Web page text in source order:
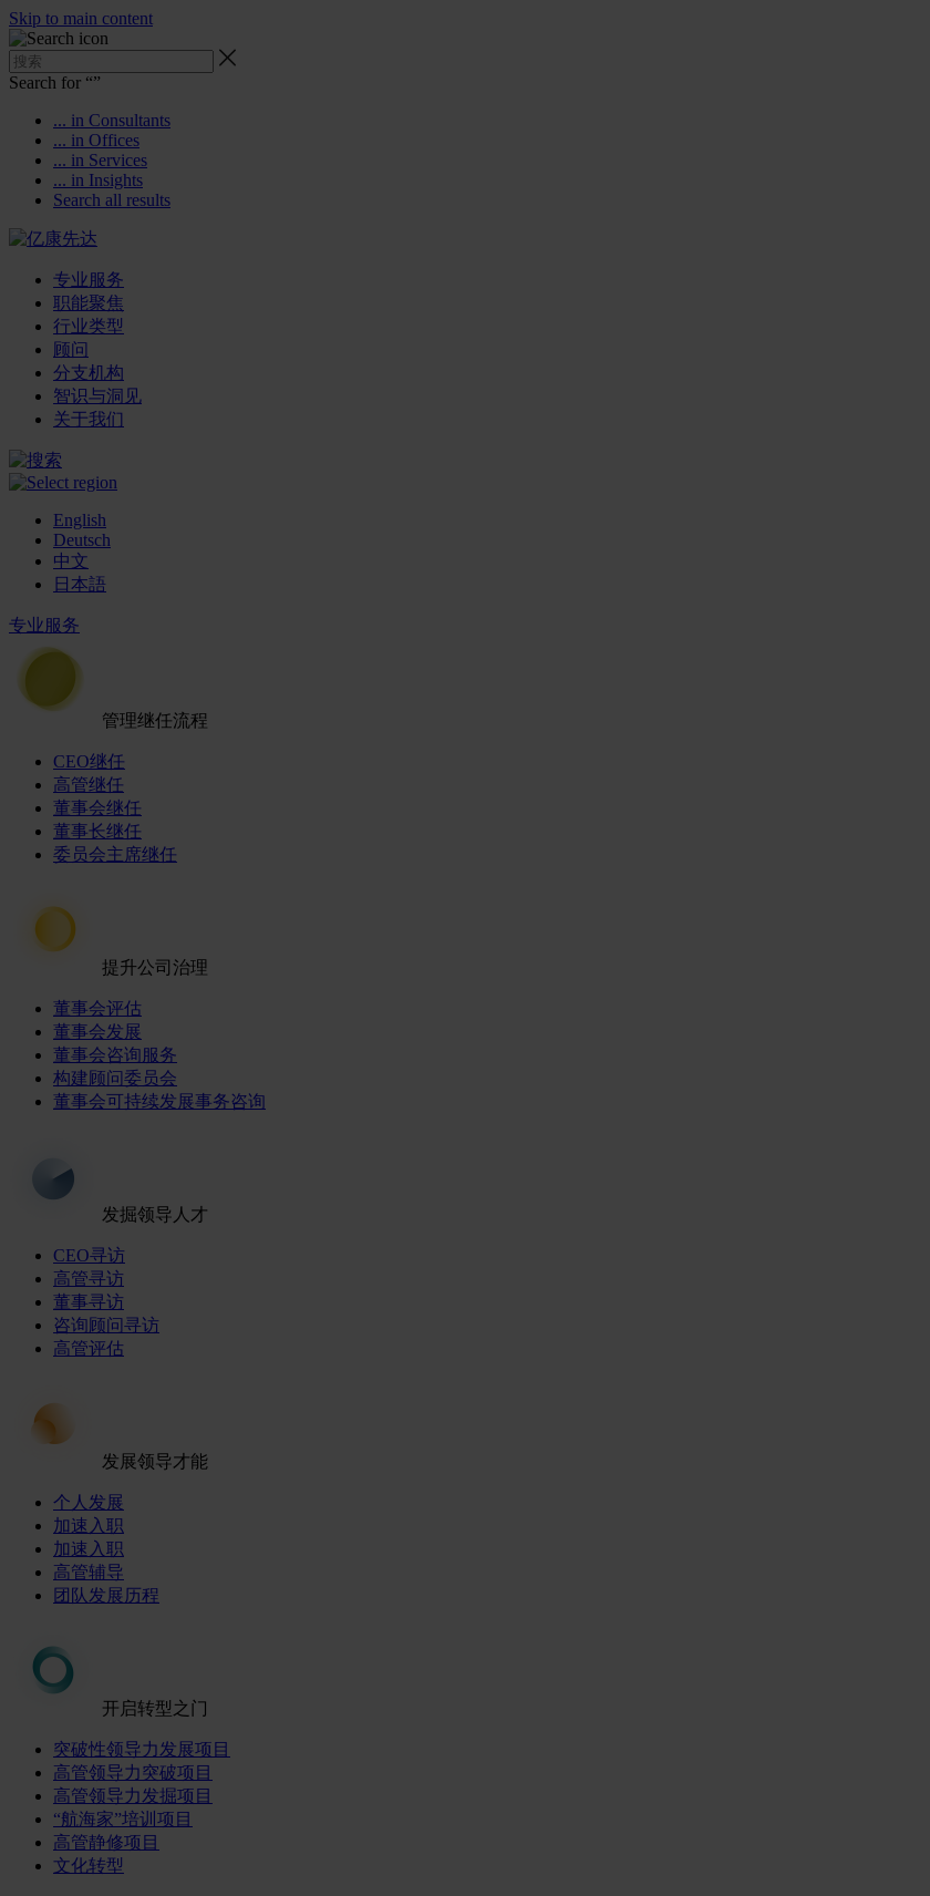
Skip to main content
Search for “”
... in Consultants
... in Offices
... in Services
... in Insights
Search all results
专业服务
职能聚焦
行业类型
顾问
分支机构
智识与洞见
关于我们
English
Deutsch
中文
日本語
专业服务
管理继任流程
CEO继任
高管继任
董事会继任
董事长继任
委员会主席继任
提升公司治理
董事会评估
董事会发展
董事会咨询服务
构建顾问委员会
董事会可持续发展事务咨询
发掘领导人才
CEO寻访
高管寻访
董事寻访
咨询顾问寻访
高管评估
发展领导才能
个人发展
加速入职
加速入职
高管辅导
团队发展历程
开启转型之门
突破性领导力发展项目
高管领导力突破项目
高管领导力发掘项目
“航海家”培训项目
高管静修项目
文化转型